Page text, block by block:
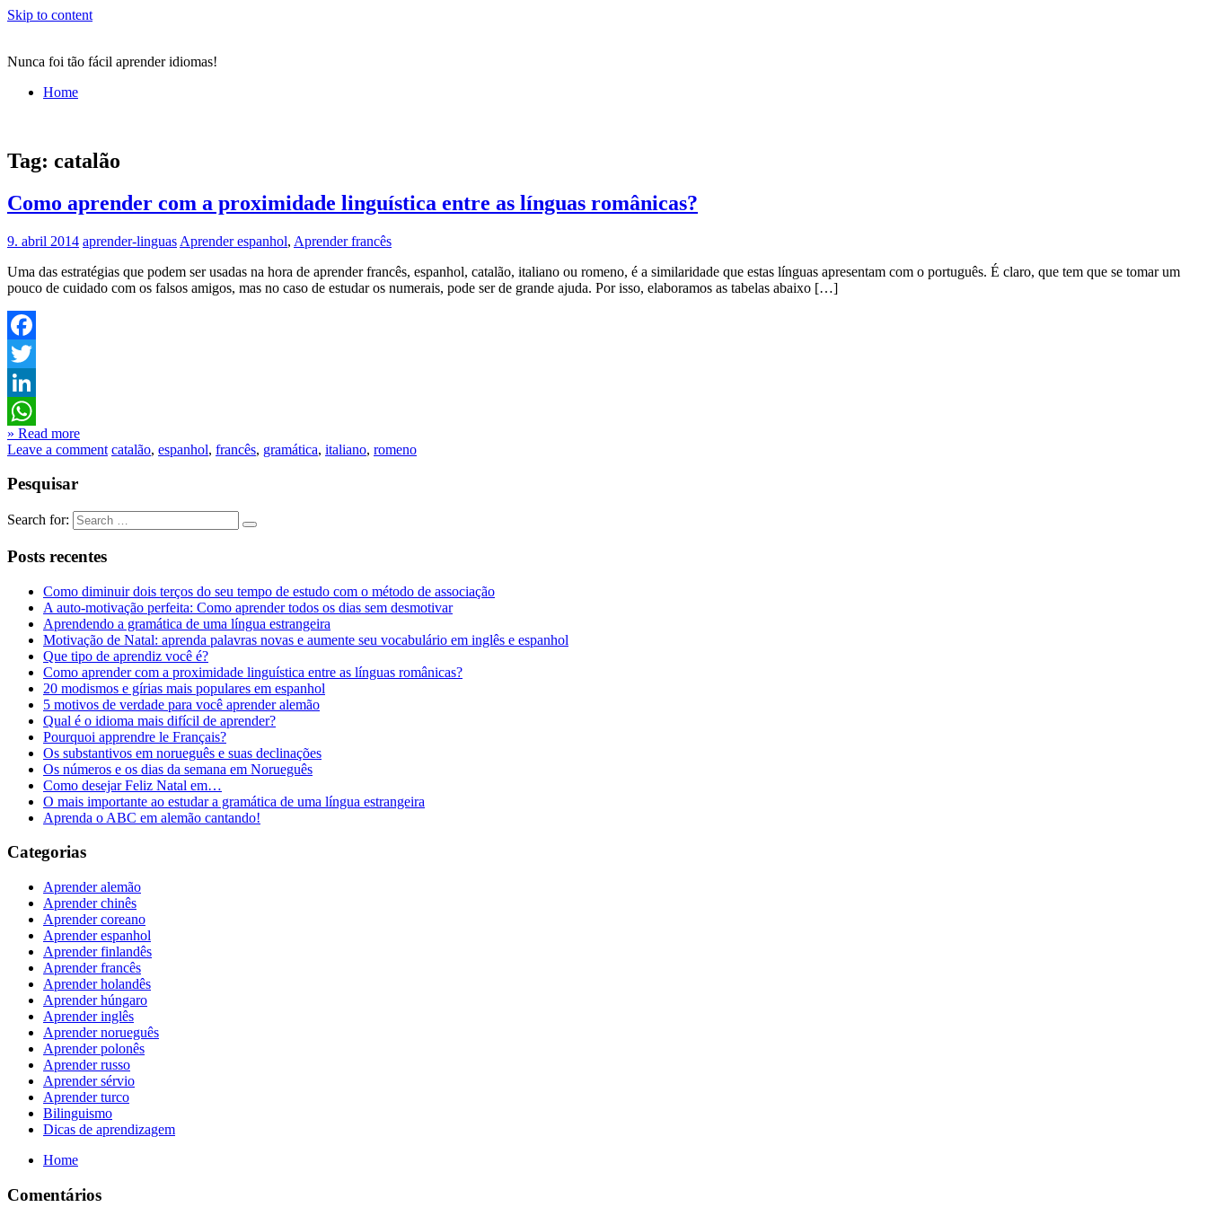
Skip to content
Nunca foi tão fácil aprender idiomas!
Home
Tag: catalão
Como aprender com a proximidade linguística entre as línguas românicas?
9. abril 2014 aprender-linguas Aprender espanhol, Aprender francês
Uma das estratégias que podem ser usadas na hora de aprender francês, espanhol, catalão, italiano ou romeno, é a similaridade que estas línguas apresentam com o português. É claro, que tem que se tomar um
pouco de cuidado com os falsos amigos, mas no caso de estudar os numerais, pode ser de grande ajuda. Por isso, elaboramos as tabelas abaixo […]
Facebook
Twitter
LinkedIn
WhatsApp
» Read more
Leave a comment catalão, espanhol, francês, gramática, italiano, romeno
Pesquisar
Search for:
Posts recentes
Como diminuir dois terços do seu tempo de estudo com o método de associação
A auto-motivação perfeita: Como aprender todos os dias sem desmotivar
Aprendendo a gramática de uma língua estrangeira
Motivação de Natal: aprenda palavras novas e aumente seu vocabulário em inglês e espanhol
Que tipo de aprendiz você é?
Como aprender com a proximidade linguística entre as línguas românicas?
20 modismos e gírias mais populares em espanhol
5 motivos de verdade para você aprender alemão
Qual é o idioma mais difícil de aprender?
Pourquoi apprendre le Français?
Os substantivos em norueguês e suas declinações
Os números e os dias da semana em Norueguês
Como desejar Feliz Natal em…
O mais importante ao estudar a gramática de uma língua estrangeira
Aprenda o ABC em alemão cantando!
Categorias
Aprender alemão
Aprender chinês
Aprender coreano
Aprender espanhol
Aprender finlandês
Aprender francês
Aprender holandês
Aprender húngaro
Aprender inglês
Aprender norueguês
Aprender polonês
Aprender russo
Aprender sérvio
Aprender turco
Bilinguismo
Dicas de aprendizagem
Home
Comentários